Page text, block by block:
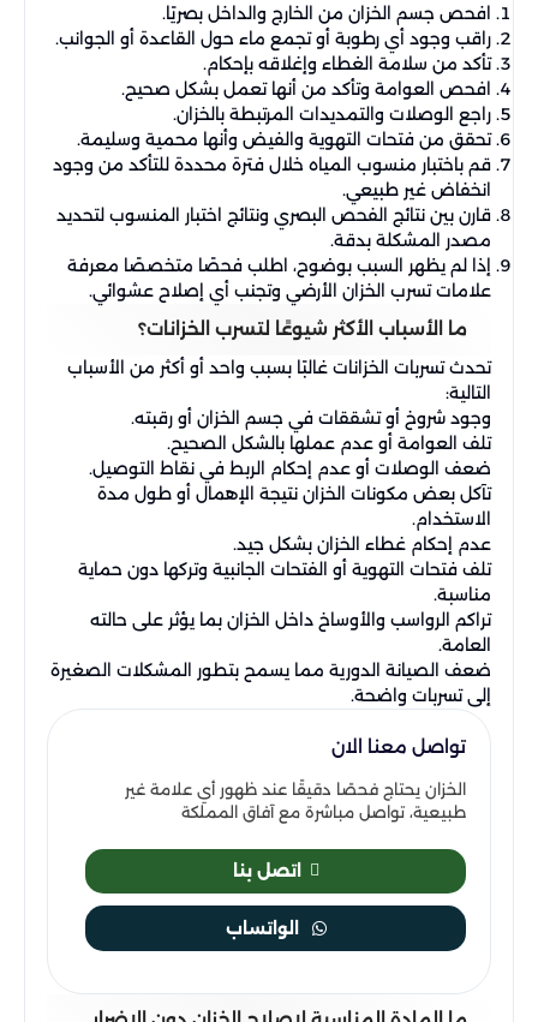
افحص جسم الخزان من الخارج والداخل بصريًا.
راقب وجود أي رطوبة أو تجمع ماء حول القاعدة أو الجوانب.
تأكد من سلامة الغطاء وإغلاقه بإحكام.
افحص العوامة وتأكد من أنها تعمل بشكل صحيح.
راجع الوصلات والتمديدات المرتبطة بالخزان.
تحقق من فتحات التهوية والفيض وأنها محمية وسليمة.
قم باختبار منسوب المياه خلال فترة محددة للتأكد من وجود
انخفاض غير طبيعي.
قارن بين نتائج الفحص البصري ونتائج اختبار المنسوب لتحديد
مصدر المشكلة بدقة.
إذا لم يظهر السبب بوضوح، اطلب فحصًا متخصصًا معرفة
علامات تسرب الخزان الأرضي وتجنب أي إصلاح عشوائي.
ما الأسباب الأكثر شيوعًا لتسرب الخزانات؟
تحدث تسربات الخزانات غالبًا بسبب واحد أو أكثر من الأسباب
التالية:
وجود شروخ أو تشققات في جسم الخزان أو رقبته.
تلف العوامة أو عدم عملها بالشكل الصحيح.
ضعف الوصلات أو عدم إحكام الربط في نقاط التوصيل.
تآكل بعض مكونات الخزان نتيجة الإهمال أو طول مدة
الاستخدام.
عدم إحكام غطاء الخزان بشكل جيد.
تلف فتحات التهوية أو الفتحات الجانبية وتركها دون حماية
مناسبة.
تراكم الرواسب والأوساخ داخل الخزان بما يؤثر على حالته
العامة.
ضعف الصيانة الدورية مما يسمح بتطور المشكلات الصغيرة
إلى تسربات واضحة.
تواصل معنا الان
الخزان يحتاج فحصًا دقيقًا عند ظهور أي علامة غير
طبيعية، تواصل مباشرة مع آفاق المملكة
اتصل بنا
الواتساب